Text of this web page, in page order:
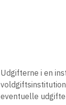
Udgifterne i en
eventuelle